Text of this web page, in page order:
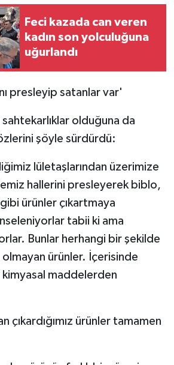
Feci kazada can veren
kadın son yolculuğuna
uğurlandı
presleyip satanlar var'
olduğuna da
şöyle sürdürdü:
lületaşlarından üzerimize
hallerini presleyerek biblo,
ürünler çıkartmaya
tabii ki ama
Bunlar herhangi bir şekilde
olmayan ürünler. İçerisinde
kimyasal maddelerden
çıkardığımız ürünler tamamen